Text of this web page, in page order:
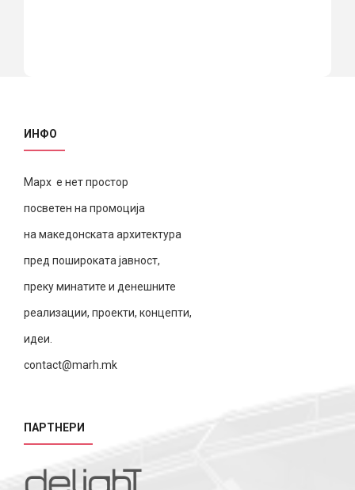
ИНФО
Марх е нет простор
посветен на промоција
на македонската архитектура
пред пошироката јавност,
преку минатите и денешните
реализации, проекти, концепти,
идеи.
contact@marh.mk
ПАРТНЕРИ